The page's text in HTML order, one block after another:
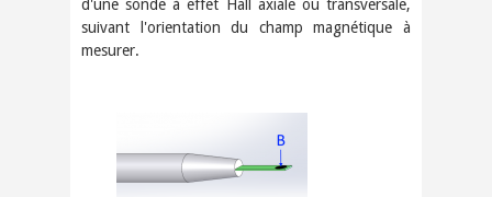
d'une sonde à effet Hall axiale ou transversale,
suivant l'orientation du champ magnétique à
mesurer.